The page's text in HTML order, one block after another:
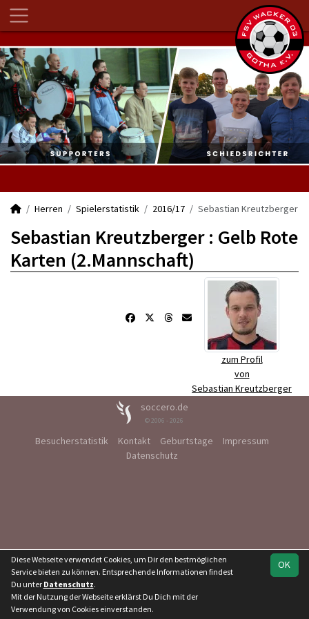
Herren Spielerstatistik 2016/17 Sebastian Kreutzberger
Sebastian Kreutzberger : Gelb Rote
Karten (2.Mannschaft)
zum Profil
von
Sebastian Kreutzberger
soccero.de
© 2006 - 2026
Besucherstatistik Kontakt Geburtstage
Impressum
Datenschutz
OK
Diese Webseite verwendet Cookies, um Dir den bestmöglichen
Service bieten zu können. Entsprechende Informationen findest
Du unter Datenschutz.
Mit der Nutzung der Webseite erklärst Du Dich mit der
Verwendung von Cookies einverstanden.